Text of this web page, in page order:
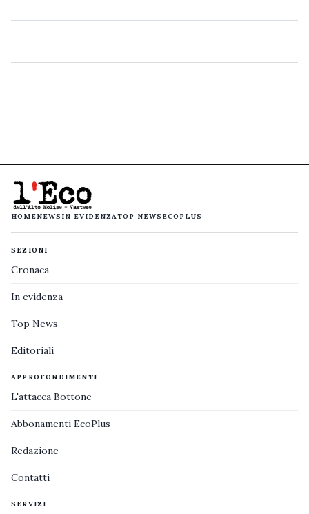
HOMENEWS IN EVIDENZATOP NEWS ECOPLUS
SEZIONI
Cronaca
In evidenza
Top News
Editoriali
APPROFONDIMENTI
L'attacca Bottone
Abbonamenti EcoPlus
Redazione
Contatti
SERVIZI